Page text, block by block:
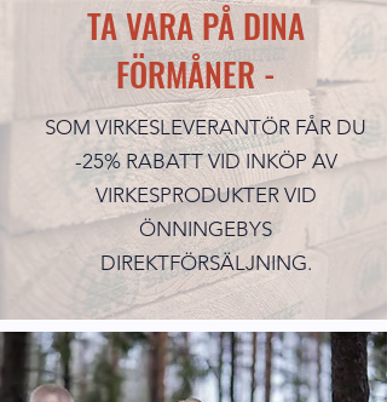
TA VARA PÅ DINA
FÖRMÅNER -
SOM VIRKESLEVERANTÖR FÅR DU
-25% RABATT VID INKÖP AV
VIRKESPRODUKTER VID
ÖNNINGEBYS
DIREKTFÖRSÄLJNING.